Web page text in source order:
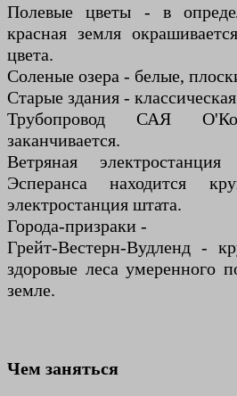
Полевые цветы - в
красная земля
цвета.
Соленые озера - белые,
Старые здания -
Трубопровод САЯ
заканчивается.
Ветряная
Эсперанса находится
электростанция штата.
Города-призраки -
Грейт-Вестерн-Вудленд -
здоровые леса умеренного
земле.
Чем заняться